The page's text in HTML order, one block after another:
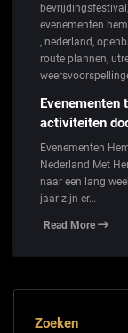
bevrijdingsfestival
evenementen
, nederland,
route plannen,
activiteiten
Evenementen
Nederland Met
naar een lang
jaar zijn er…
Read More
Zoeken